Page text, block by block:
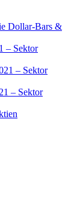
Dollar-Bars &
– Sektor
– Sektor
– Sektor